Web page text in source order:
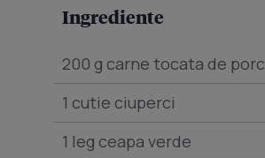
Ingrediente
200 g carne tocata de porc
1 cutie ciuperci
1 leg ceapa verde